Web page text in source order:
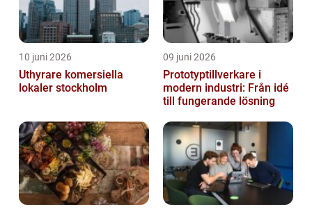
10 juni 2026
Uthyrare komersiella
lokaler stockholm
09 juni 2026
Prototyptillverkare i
modern industri: Från idé
till fungerande lösning